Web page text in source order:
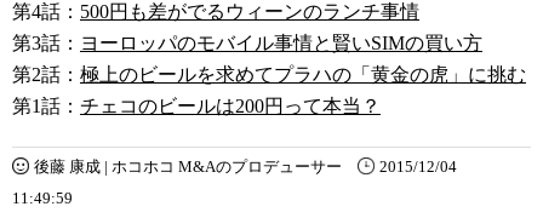
第4話： 500円も差がでるウィーンのランチ事情
第3話： ヨーロッパのモバイル事情と賢いSIMの買い方
第2話： 極上のビールを求めてプラハの「黄金の虎」に挑む
第1話： チェコのビールは200円って本当？
後藤 康成 | ホコホコ M&Aのプロデューサー
2015/12/04
11:49:59